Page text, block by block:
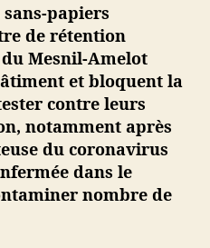
sans-papiers
de rétention
Mesnil-Amelot
et bloquent la
contre leurs
notamment après
du coronavirus
dans le
nombre de